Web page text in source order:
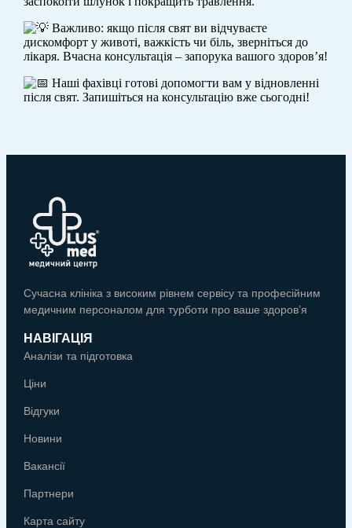
Важливо: якщо після свят ви відчуваєте
дискомфорт у животі, важкість чи біль, зверніться до
лікаря. Вчасна консультація – запорука вашого здоров’я!
Наші фахівці готові допомогти вам у відновленні
після свят. Запишіться на консультацію вже сьогодні!
Сучасна клініка з високим рівнем сервісу та професійним
медичним персоналом для турботи про ваше здоров’я
НАВІГАЦІЯ
Аналізи та підготовка
Ціни
Відгуки
Новини
Вакансії
Партнери
Карта сайту